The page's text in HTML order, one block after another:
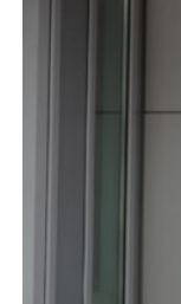
структура
условиях.
а его прочность
течение многих
Эта шуба —
только
Позвольте себе
утонченностью с
*описание несет
правила ухода